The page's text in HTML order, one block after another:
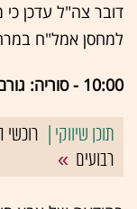
דובר צה"ל עדכן
למחסן אמל"ח
10:00 - סוריה: גורם צבאי חוסל בתקיפה ישראלית
רבועים